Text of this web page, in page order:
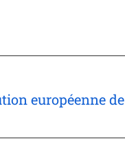
européenne